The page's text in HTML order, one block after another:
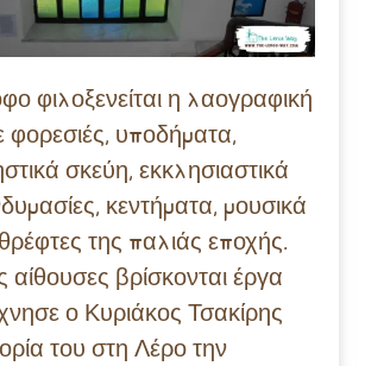
φιλοξενείται η λαογραφική
υποδήματα,
σκεύη, εκκλησιαστικά
κεντήματα, μουσικά
της παλιάς εποχής.
αίθουσες βρίσκονται έργα
ο Κυριάκος Τσακίρης
του στη Λέρο την